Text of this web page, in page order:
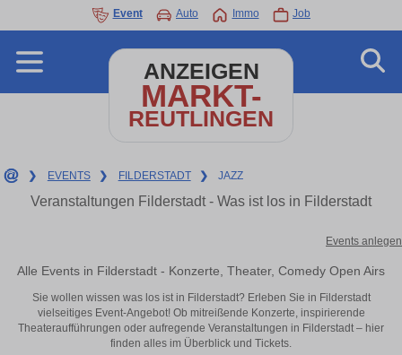
Event Auto Immo Job
ANZEIGEN
MARKT-
REUTLINGEN
❯ EVENTS ❯ FILDERSTADT ❯ JAZZ
Veranstaltungen Filderstadt - Was ist los in Filderstadt
Events anlegen
Alle Events in Filderstadt - Konzerte, Theater, Comedy Open Airs
Sie wollen wissen was los ist in Filderstadt? Erleben Sie in Filderstadt
vielseitiges Event-Angebot! Ob mitreißende Konzerte, inspirierende
Theateraufführungen oder aufregende Veranstaltungen in Filderstadt – hier
finden alles im Überblick und Tickets.